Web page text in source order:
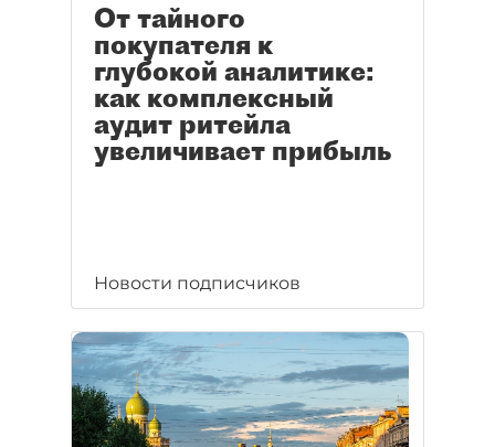
От тайного
покупателя к
глубокой аналитике:
как комплексный
аудит ритейла
увеличивает прибыль
Новости подписчиков